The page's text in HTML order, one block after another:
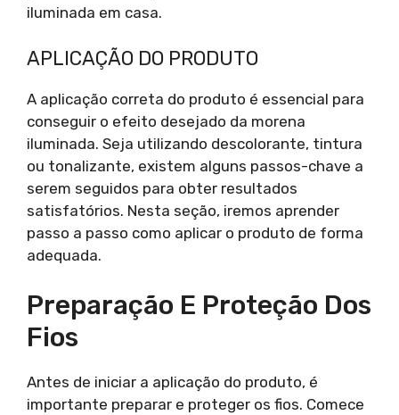
iluminada em casa.
APLICAÇÃO DO PRODUTO
A aplicação correta do produto é essencial para
conseguir o efeito desejado da morena
iluminada. Seja utilizando descolorante, tintura
ou tonalizante, existem alguns passos-chave a
serem seguidos para obter resultados
satisfatórios. Nesta seção, iremos aprender
passo a passo como aplicar o produto de forma
adequada.
Preparação E Proteção Dos
Fios
Antes de iniciar a aplicação do produto, é
importante preparar e proteger os fios. Comece